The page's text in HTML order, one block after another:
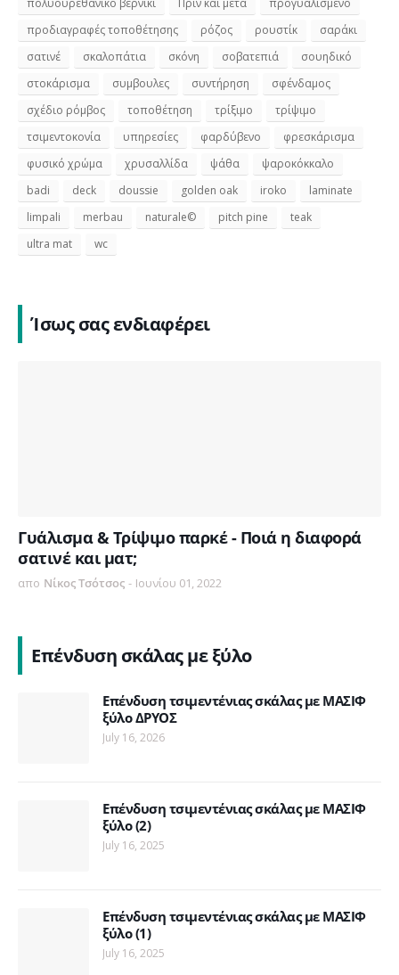
πολυουρεθανικό βερνίκι Πριν και μετά
προγυαλισμένο
προδιαγραφές τοποθέτησης
ρόζος ρουστίκ
σαράκι
σατινέ
σκαλοπάτια σκόνη σοβατεπιά
σουηδικό
στοκάρισμα
συμβουλες συντήρηση
σφένδαμος
σχέδιο ρόμβος
τοποθέτηση τρίξιμο
τρίψιμο
τσιμεντοκονία
υπηρεσίες φαρδύβενο
φρεσκάρισμα
φυσικό χρώμα
χρυσαλλίδα ψάθα
ψαροκόκκαλο
badi
deck doussie golden oak iroko
laminate
limpali
merbau naturale© pitch pine
teak
ultra mat
wc
Ίσως σας ενδιαφέρει
Γυάλισμα & Τρίψιμο παρκέ - Ποιά η διαφορά
σατινέ και ματ;
απο Νίκος Τσότσος - Ιουνίου 01, 2022
Επένδυση σκάλας με ξύλο
Επένδυση τσιμεντένιας σκάλας με ΜΑΣΙΦ
ξύλο ΔΡΥΟΣ
July 16, 2026
Επένδυση τσιμεντένιας σκάλας με ΜΑΣΙΦ
ξύλο (2)
July 16, 2025
Επένδυση τσιμεντένιας σκάλας με ΜΑΣΙΦ
ξύλο (1)
July 16, 2025